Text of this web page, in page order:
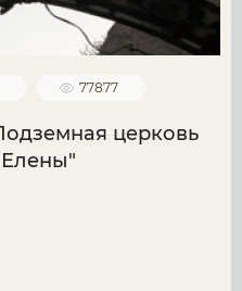
77877
церковь